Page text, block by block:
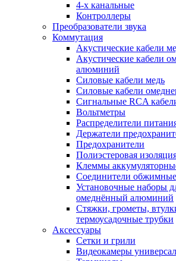
4-х канальные
Контроллеры
Преобразователи звука
Коммутация
Акустические кабели
Акустические кабели
алюминий
Силовые кабели медь
Силовые кабели
Сигнальные RCA
Вольтметры
Распределители
Держатели
Предохранители
Полиэстеровая
Клеммы
Соединители
Установочные наборы
омеднённый алюминий
Стяжки, грометы,
термоусадочные трубки
Аксессуары
Сетки и грили
Видеокамеры